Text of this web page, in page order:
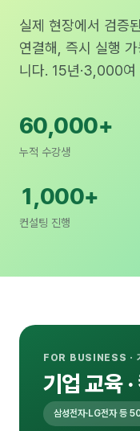
실제 현장에서 검증
연결해, 즉시 실행
니다. 15년·3,000여
60,000+
누적 수강생
1,000+
컨설팅 진행
FOR BUSINESS ·
기업 교육 ·
삼성전자·LG전자 등